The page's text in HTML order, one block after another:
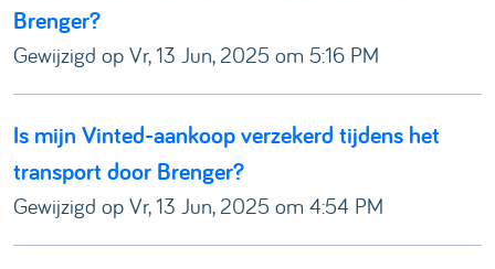
Brenger?
Gewijzigd op Vr, 13 Jun, 2025 om 5:16 PM
Is mijn Vinted-aankoop verzekerd tijdens het
transport door Brenger?
Gewijzigd op Vr, 13 Jun, 2025 om 4:54 PM